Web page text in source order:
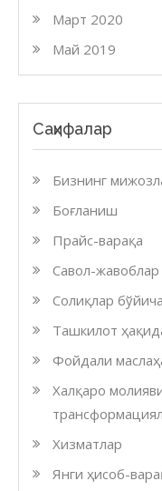
Март 2020
Май 2019
Саҳифалар
Бизнинг
Боғланиш
Прайс-варақа
Савол-жавоблар
Солиқлар
Ташкилот
Фойдали
Халқаро
Хизматлар
Янги ҳисоб-